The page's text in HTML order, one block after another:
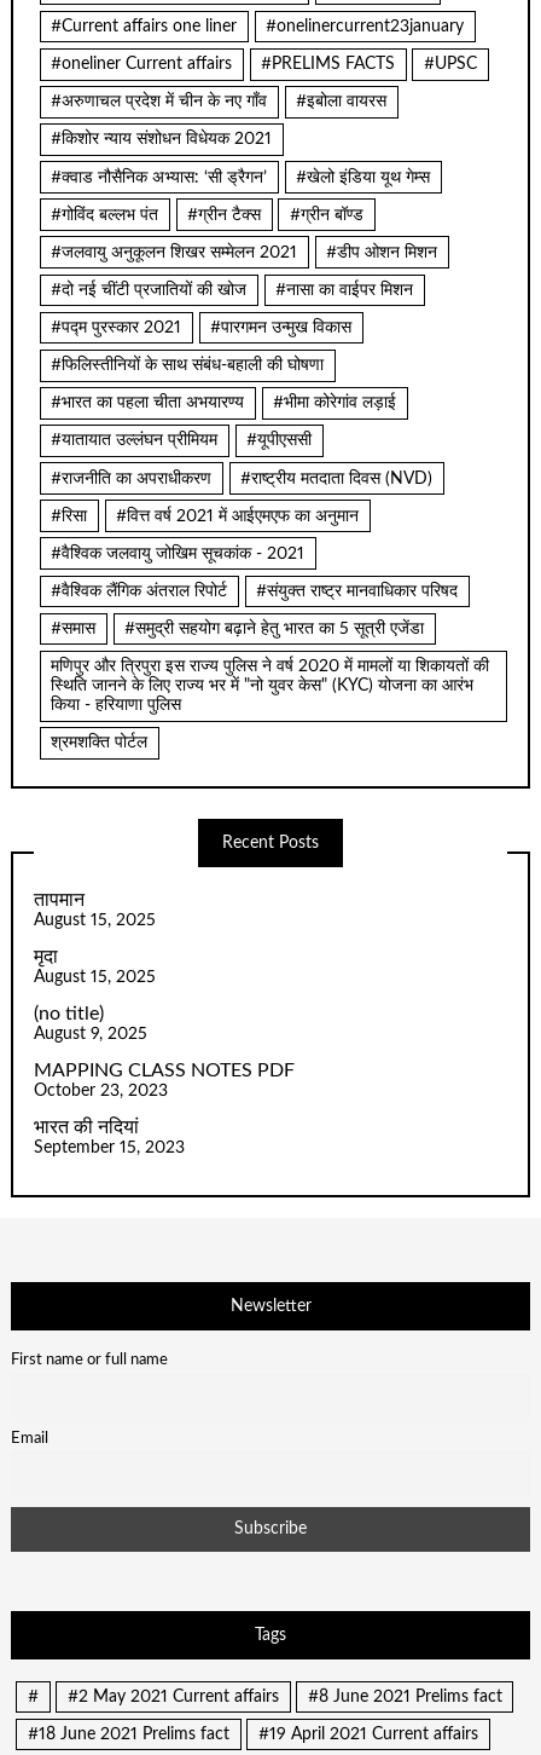
#Current affairs one liner #onelinercurrent23january
#oneliner Current affairs #PRELIMS FACTS #UPSC
#अरुणाचल प्रदेश में चीन के नए गाँव #इबोला वायरस
#किशोर न्याय संशोधन विधेयक 2021
#क्वाड नौसैनिक अभ्यास: ‘सी ड्रैगन’ #खेलो इंडिया यूथ गेम्स
#गोविंद बल्लभ पंत #ग्रीन टैक्स #ग्रीन बॉण्ड
#जलवायु अनुकूलन शिखर सम्मेलन 2021 #डीप ओशन मिशन
#दो नई चींटी प्रजातियों की खोज #नासा का वाईपर मिशन
#पद्म पुरस्कार 2021 #पारगमन उन्मुख विकास
#फिलिस्तीनियों के साथ संबंध-बहाली की घोषणा
#भारत का पहला चीता अभयारण्य #भीमा कोरेगांव लड़ाई
#यातायात उल्लंघन प्रीमियम #यूपीएससी
#राजनीति का अपराधीकरण #राष्ट्रीय मतदाता दिवस (NVD)
#रिसा #वित्त वर्ष 2021 में आईएमएफ का अनुमान
#वैश्विक जलवायु जोखिम सूचकांक - 2021
#वैश्विक लैंगिक अंतराल रिपोर्ट #संयुक्त राष्ट्र मानवाधिकार परिषद
#समास #समुद्री सहयोग बढ़ाने हेतु भारत का 5 सूत्री एजेंडा
मणिपुर और त्रिपुरा इस राज्य पुलिस ने वर्ष 2020 में मामलों या शिकायतों की
स्थिति जानने के लिए राज्य भर में "नो युवर केस" (KYC) योजना का आरंभ
किया - हरियाणा पुलिस
श्रमशक्ति पोर्टल
Recent Posts
तापमान
August 15, 2025
मृदा
August 15, 2025
(no title)
August 9, 2025
MAPPING CLASS NOTES PDF
October 23, 2023
भारत की नदियां
September 15, 2023
Newsletter
First name or full name
Email
Tags
# #2 May 2021 Current affairs #8 June 2021 Prelims fact
#18 June 2021 Prelims fact #19 April 2021 Current affairs